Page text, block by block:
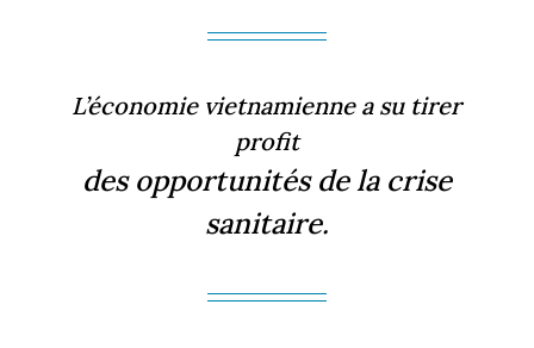
L’économie vietnamienne a su tirer
profit
des opportunités de la crise
sanitaire.